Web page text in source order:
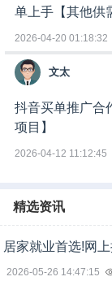
单上手【其他供
2026-04-20 01:18:32
文太
抖音买单推广合
项目】
2026-04-12 11:12:45
精选资讯
居家就业首选!网
2026-05-26 14:47:15